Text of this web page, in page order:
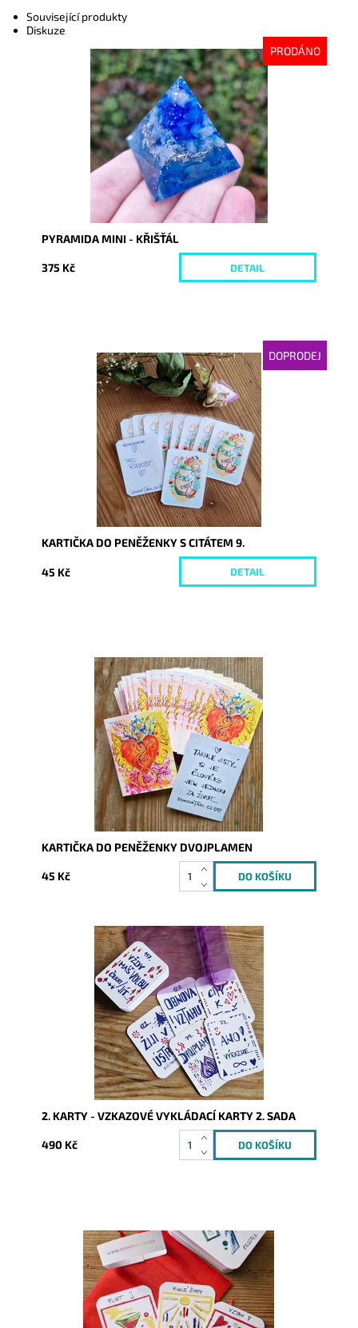
Související produkty
Diskuze
PRODÁNO
Dostupnost:
Vyprodáno
9932
PYRAMIDA MINI - KŘIŠŤÁL
375 Kč DETAIL
DOPRODEJ
Dostupnost:
Momentálně nedostupné
6338
KARTIČKA DO PENĚŽENKY S CITÁTEM 9.
45 Kč DETAIL
Dostupnost:
Skladem
9924
KARTIČKA DO PENĚŽENKY DVOJPLAMEN
45 Kč
Dostupnost:
Skladem
9925
2. KARTY - VZKAZOVÉ VYKLÁDACÍ KARTY 2. SADA
490 Kč
Dostupnost:
Skladem
9371